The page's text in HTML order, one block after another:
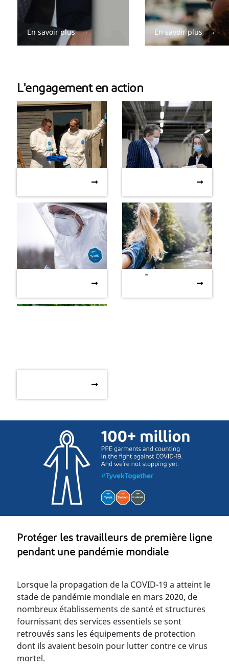
En savoir plus En savoir plus
L'engagement en action
cycle de vie
du cycle de vie
fournissant une aide
fournissant une aide
®
Le guide du responsable
considérations de
EPI
Protéger les travailleurs de première ligne
pendant une pandémie mondiale
Lorsque la propagation de la COVID-19 a atteint le
stade de pandémie mondiale en mars 2020, de
nombreux établissements de santé et structures
fournissant des services essentiels se sont
retrouvés sans les équipements de protection
dont ils avaient besoin pour lutter contre ce virus
mortel.